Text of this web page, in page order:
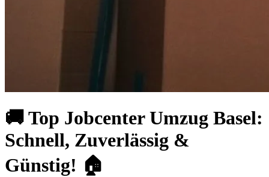
🚚 Top Jobcenter Umzug Basel:
Schnell, Zuverlässig &
Günstig! 🏠